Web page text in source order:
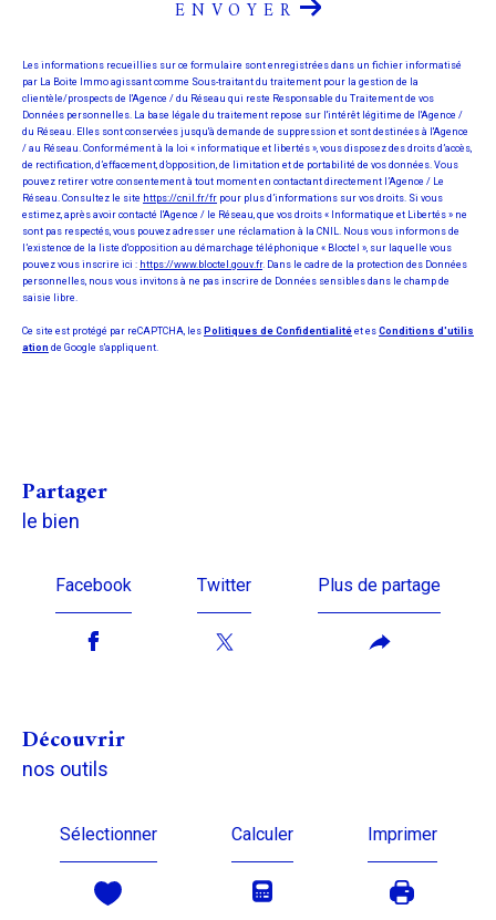
ENVOYER
Les informations recueillies sur ce formulaire sont enregistrées dans un fichier informatisé
par La Boite Immo agissant comme Sous-traitant du traitement pour la gestion de la
clientèle/prospects de l'Agence / du Réseau qui reste Responsable du Traitement de vos
Données personnelles. La base légale du traitement repose sur l'intérêt légitime de l'Agence /
du Réseau. Elles sont conservées jusqu'à demande de suppression et sont destinées à l'Agence
/ au Réseau. Conformément à la loi « informatique et libertés », vous disposez des droits d’accès,
de rectification, d’effacement, d’opposition, de limitation et de portabilité de vos données. Vous
pouvez retirer votre consentement à tout moment en contactant directement l’Agence / Le
Réseau. Consultez le site https://cnil.fr/fr pour plus d’informations sur vos droits. Si vous
estimez, après avoir contacté l'Agence / le Réseau, que vos droits « Informatique et Libertés » ne
sont pas respectés, vous pouvez adresser une réclamation à la CNIL. Nous vous informons de
l’existence de la liste d'opposition au démarchage téléphonique « Bloctel », sur laquelle vous
pouvez vous inscrire ici : https://www.bloctel.gouv.fr. Dans le cadre de la protection des Données
personnelles, nous vous invitons à ne pas inscrire de Données sensibles dans le champ de
saisie libre.
Ce site est protégé par reCAPTCHA, les Politiques de Confidentialité et es Conditions d'utilis
ation de Google s'appliquent.
partager
le bien
Facebook Twitter Plus de partage
découvrir
nos outils
Sélectionner Calculer Imprimer